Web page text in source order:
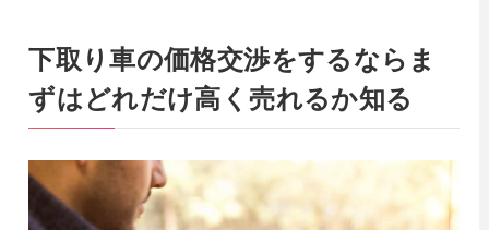
下取り車の価格交渉をするならま
ずはどれだけ高く売れるか知る